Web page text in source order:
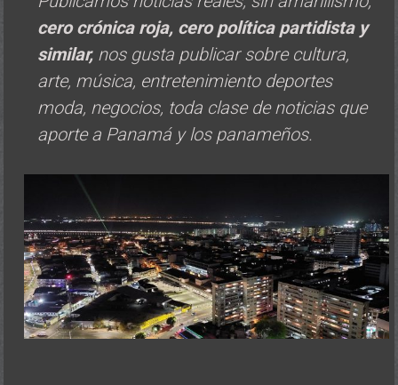
cero crónica roja, cero política partidista y
similar, nos gusta publicar sobre cultura,
arte, música, entretenimiento deportes
moda, negocios, toda clase de noticias que
aporte a Panamá y los panameños.